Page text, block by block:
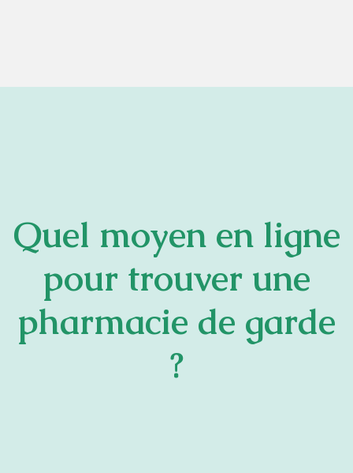
Quel moyen en ligne
pour trouver une
pharmacie de garde
?